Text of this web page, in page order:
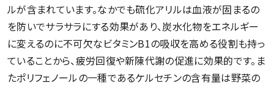
ルが含まれています。なかでも硫化アリルは血液が固まるの
を防いでサラサラにする効果があり、炭水化物をエネルギー
に変えるのに不可欠なビタミンB1の吸収を高める役割も持っ
ていることから、疲労回復や新陳代謝の促進に効果的です。ま
たポリフェノールの一種であるケルセチンの含有量は野菜の